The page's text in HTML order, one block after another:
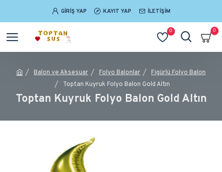
GIRIŞ YAP KAYIT YAP İLETIŞIM
0 0
Balon ve Aksesuar Folyo Balonlar
Figürlü Folyo Balon
Toptan Kuyruk Folyo Balon Gold Altın
Toptan Kuyruk Folyo Balon Gold Altın